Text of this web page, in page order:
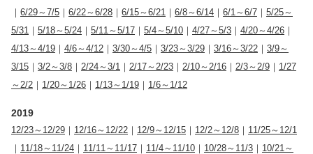
｜ 6/29～7/5 ｜ 6/22～6/28 ｜ 6/15～6/21 ｜ 6/8～6/14 ｜ 6/1～6/7 ｜ 5/25～
5/31 ｜ 5/18～5/24 ｜ 5/11～5/17 ｜ 5/4～5/10 ｜ 4/27～5/3 ｜ 4/20～4/26 ｜
4/13～4/19 ｜ 4/6～4/12 ｜ 3/30～4/5 ｜ 3/23～3/29 ｜ 3/16～3/22 ｜ 3/9～
3/15 ｜ 3/2～3/8 ｜ 2/24～3/1 ｜ 2/17～2/23 ｜ 2/10～2/16 ｜ 2/3～2/9 ｜ 1/27
～2/2 ｜ 1/20～1/26 ｜ 1/13～1/19 ｜ 1/6～1/12
2019
12/23～12/29 ｜ 12/16～12/22 ｜ 12/9～12/15 ｜ 12/2～12/8 ｜ 11/25～12/1
｜ 11/18～11/24 ｜ 11/11～11/17 ｜ 11/4～11/10 ｜ 10/28～11/3 ｜ 10/21～